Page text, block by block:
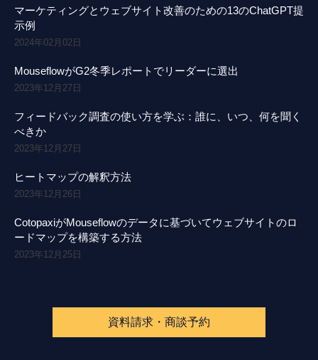
マーケティングとウェブサイト改善のための13のChatGPT提
示例
2024年02月02日
MouseflowがG2冬季レポートでリーダーに選出
2023年12月27日
フィードバック調査の使い方を学ぶ：誰に、いつ、何を聞く
べきか
2023年12月27日
ヒートマップの解釈方法
2023年12月26日
CotopaxiがMouseflowのデータに基づいてウェブサイトのロ
ードマップを構築する方法
2023年12月25日
資料請求・商談予約